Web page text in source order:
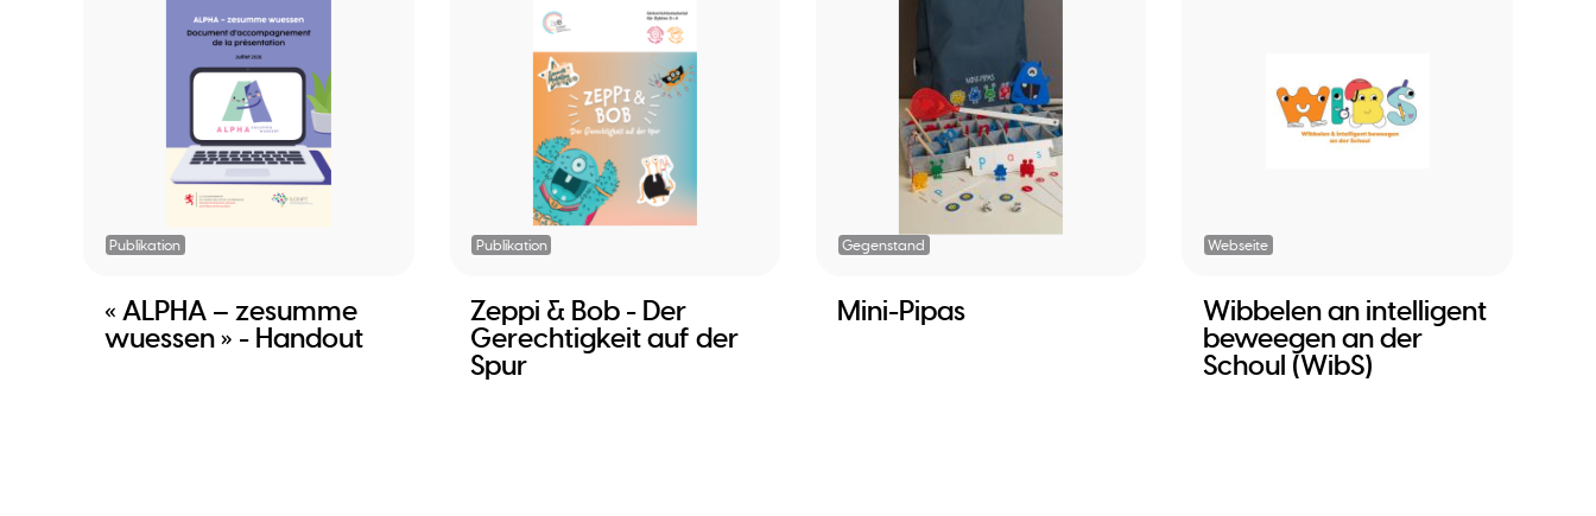
Publikation
« ALPHA – zesumme
wuessen » - Handout
Publikation
Zeppi & Bob - Der
Gerechtigkeit auf der
Spur
Gegenstand
Mini-Pipas
Webseite
Wibbelen an intelligent
beweegen an der
Schoul (WibS)